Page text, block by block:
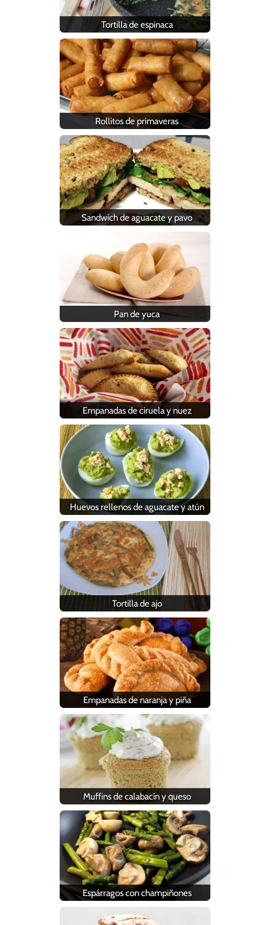
Tortilla de espinaca
Rollitos de primaveras
Sandwich de aguacate y pavo
Pan de yuca
Empanadas de ciruela y nuez
Huevos rellenos de aguacate y atún
Tortilla de ajo
Empanadas de naranja y piña
Muffins de calabacín y queso
Espárragos con champiñones